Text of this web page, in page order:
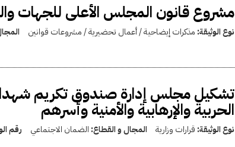
مشروع قانون المجلس الأعلى للجهات
نوع الوثيقة: مذكرات إيضاحية / أعمال تحضيرية / مشروعات قوانين
تشكيل مجلس إدارة صندوق تكريم
الحربية والإرهابية والأمنية وأسرهم
نوع الوثيقة: قرارات وزارية المجال و القطاع: الضمان الاجتماعي رقم